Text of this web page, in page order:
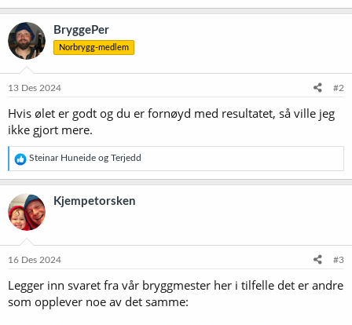
BryggePer
Norbrygg-medlem
13 Des 2024 #2
Hvis ølet er godt og du er fornøyd med resultatet, så ville jeg
ikke gjort mere.
R
e
a
k
s
j
o
e
:
Steinar Huneide og Terjedd
Kjempetorsken
16 Des 2024 #3
Legger inn svaret fra vår bryggmester her i tilfelle det er andre
som opplever noe av det samme: